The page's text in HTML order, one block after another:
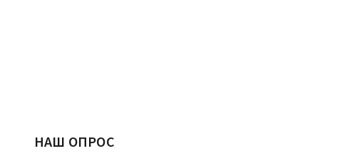
НАШ ОПРОС